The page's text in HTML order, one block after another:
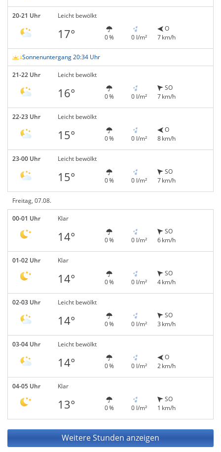
20-21 Uhr Leicht bewölkt
17° 0 % 0 l/m²
O
7 km/h
Sonnenuntergang 20:34 Uhr
21-22 Uhr Leicht bewölkt
16° 0 % 0 l/m²
SO
7 km/h
22-23 Uhr Leicht bewölkt
15° 0 % 0 l/m²
O
8 km/h
23-00 Uhr Leicht bewölkt
15° 0 % 0 l/m²
SO
7 km/h
Freitag, 07.08.
00-01 Uhr Klar
14° 0 % 0 l/m²
SO
6 km/h
01-02 Uhr Klar
14° 0 % 0 l/m²
SO
4 km/h
02-03 Uhr Leicht bewölkt
14° 0 % 0 l/m²
SO
3 km/h
03-04 Uhr Leicht bewölkt
14° 0 % 0 l/m²
O
2 km/h
04-05 Uhr Klar
13° 0 % 0 l/m²
SO
1 km/h
Weitere Stunden anzeigen